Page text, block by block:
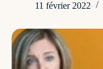
11 février 2022